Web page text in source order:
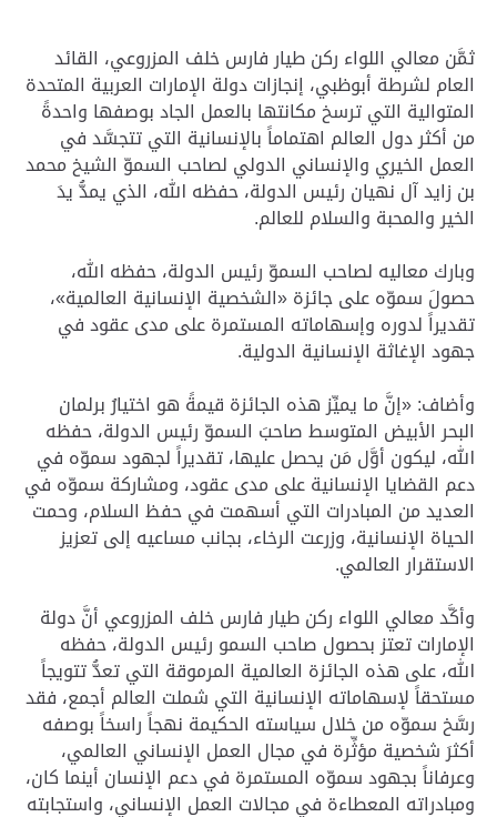
ثمَّن معالي اللواء ركن طيار فارس خلف المزروعي، القائد
العام لشرطة أبوظبي، إنجازات دولة الإمارات العربية المتحدة
المتوالية التي ترسخ مكانتها بالعمل الجاد بوصفها واحدةً
من أكثر دول العالم اهتماماً بالإنسانية التي تتجسَّد في
العمل الخيري والإنساني الدولي لصاحب السموّ الشيخ محمد
بن زايد آل نهيان رئيس الدولة، حفظه الله، الذي يمدُّ يدَ
الخير والمحبة والسلام للعالم.
وبارك معاليه لصاحب السموّ رئيس الدولة، حفظه الله،
حصولَ سموّه على جائزة «الشخصية الإنسانية العالمية»،
تقديراً لدوره وإسهاماته المستمرة على مدى عقود في
جهود الإغاثة الإنسانية الدولية.
وأضاف: «إنَّ ما يميِّز هذه الجائزة قيمةً هو اختيارُ برلمان
البحر الأبيض المتوسط صاحبَ السموّ رئيس الدولة، حفظه
الله، ليكون أوَّل مَن يحصل عليها، تقديراً لجهود سموّه في
دعم القضايا الإنسانية على مدى عقود، ومشاركة سموّه في
العديد من المبادرات التي أسهمت في حفظ السلام، وحمت
الحياة الإنسانية، وزرعت الرخاء، بجانب مساعيه إلى تعزيز
الاستقرار العالمي.
وأكَّد معالي اللواء ركن طيار فارس خلف المزروعي أنَّ دولة
الإمارات تعتز بحصول صاحب السمو رئيس الدولة، حفظه
الله، على هذه الجائزة العالمية المرموقة التي تعدُّ تتويجاً
مستحقاً لإسهاماته الإنسانية التي شملت العالم أجمع، فقد
رسَّخ سموّه من خلال سياسته الحكيمة نهجاً راسخاً بوصفه
أكثرَ شخصية مؤثِّرة في مجال العمل الإنساني العالمي،
وعرفاناً بجهود سموّه المستمرة في دعم الإنسان أينما كان،
ومبادراته المعطاءة في مجالات العمل الإنساني، واستجابته